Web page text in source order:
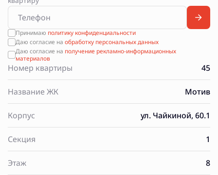
Принимаю политику конфиденциальности
Даю согласие на обработку персональных данных
Даю согласие на получение рекламно-информационных
материалов
Номер квартиры 45
Название ЖК Мотив
Корпус ул. Чайкиной, 60.1
Секция 1
Этаж 8